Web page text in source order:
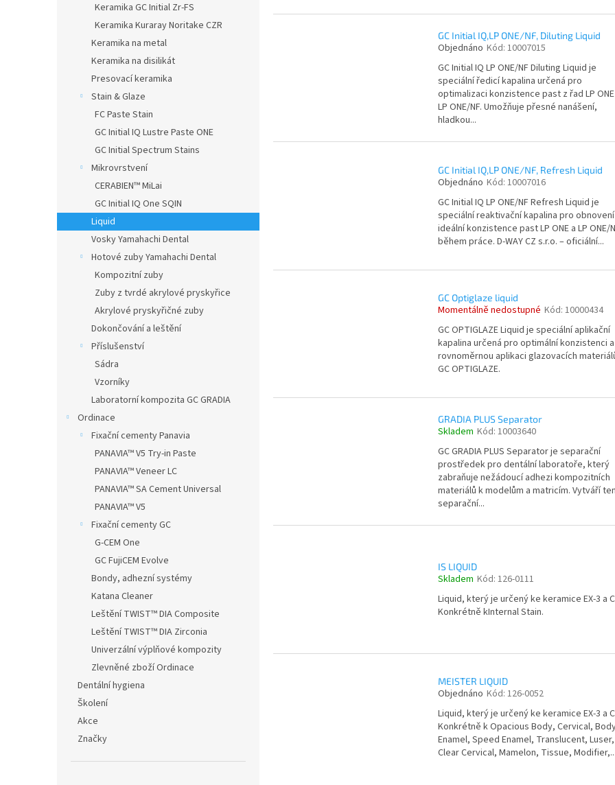
Keramika GC Initial Zr-FS
Keramika Kuraray Noritake CZR
Keramika na metal
Keramika na disilikát
Presovací keramika
Stain & Glaze
FC Paste Stain
GC Initial IQ Lustre Paste ONE
GC Initial Spectrum Stains
Mikrovrstvení
CERABIEN™ MiLai
GC Initial IQ One SQIN
Liquid
Vosky Yamahachi Dental
Hotové zuby Yamahachi Dental
Kompozitní zuby
Zuby z tvrdé akrylové pryskyřice
Akrylové pryskyřičné zuby
Dokončování a leštění
Příslušenství
Sádra
Vzorníky
Laboratorní kompozita GC GRADIA
Ordinace
Fixační cementy Panavia
PANAVIA™ V5 Try-in Paste
PANAVIA™ Veneer LC
PANAVIA™ SA Cement Universal
PANAVIA™ V5
Fixační cementy GC
G-CEM One
GC FujiCEM Evolve
Bondy, adhezní systémy
Katana Cleaner
Leštění TWIST™ DIA Composite
Leštění TWIST™ DIA Zirconia
Univerzální výplňové kompozity
Zlevněné zboží Ordinace
Dentální hygiena
Školení
Akce
Značky
d
GC Initial IQ,LP ONE/NF, Diluting Liquid
Objednáno Kód: 10007015
GC Initial IQ LP ONE/NF Diluting Liquid je
speciální ředicí kapalina určená pro
optimalizaci konzistence past z řad LP
LP ONE/NF. Umožňuje přesné nanášení,
hladkou...
GC Initial IQ,LP ONE/NF, Refresh Liquid
Objednáno Kód: 10007016
GC Initial IQ LP ONE/NF Refresh Liquid je
speciální reaktivační kapalina pro obnovení
ideální konzistence past LP ONE a LP ONE/
během práce. D-WAY CZ s.r.o. – oficiální...
GC Optiglaze liquid
Momentálně nedostupné Kód: 10000434
GC OPTIGLAZE Liquid je speciální aplikační
kapalina určená pro optimální konzistenci a
rovnoměrnou aplikaci glazovacích
GC OPTIGLAZE.
GRADIA PLUS Separator
Skladem Kód: 10003640
GC GRADIA PLUS Separator je separační
prostředek pro dentální laboratoře, který
zabraňuje nežádoucí adhezi kompozitních
materiálů k modelům a matricím. Vytváří
separační...
IS LIQUID
Skladem Kód: 126-0111
Liquid, který je určený ke keramice EX-3 a
Konkrétně kInternal Stain.
MEISTER LIQUID
Objednáno Kód: 126-0052
Liquid, který je určený ke keramice EX-3 a
Konkrétně k Opacious Body, Cervical,
Enamel, Speed Enamel, Translucent, Luser,
Clear Cervical, Mamelon, Tissue,